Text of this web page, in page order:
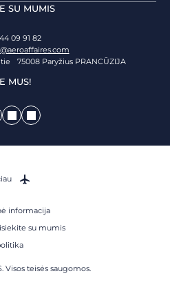
SU MUMIS
09 91 82
75008 Paryžius PRANCŪZIJA
MUS!
informacija
su mumis
Visos teisės saugomos.